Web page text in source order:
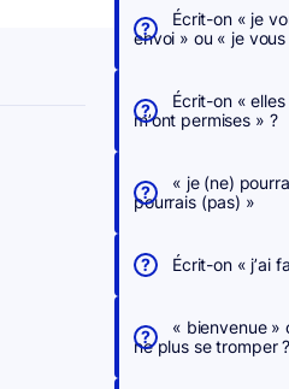
Écrit-on « je
envoi » ou « je
Écrit-on «
m’ont permises » ?
« je (ne)
pourrais (pas) »
Écrit-on « j’ai
« bienvenue »
ne plus se tromper ?